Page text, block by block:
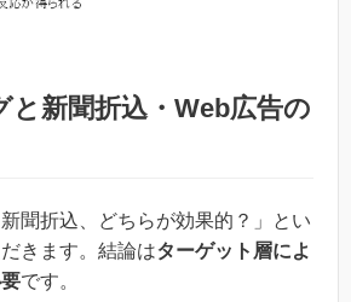
と新聞折込・Web広告の
新聞折込、どちらが効果的？」とい
きます。結論はターゲット層によ
です。